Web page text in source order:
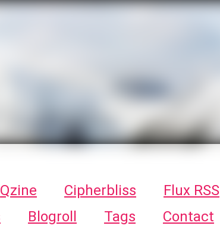
Tykayn Blog
trucs en tout genre par Tykayn
Qzine Cipherbliss
Flux RSS
Blogroll Tags Contact